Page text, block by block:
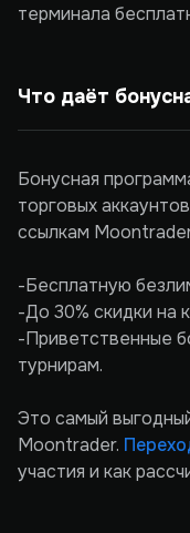
терминала
Что даёт
Бонусная
торговых
ссылкам
-Бесплатную
-До 30% скидки на
-Приветственные
турнирам.
Это самый
Moontrader.
участия и как